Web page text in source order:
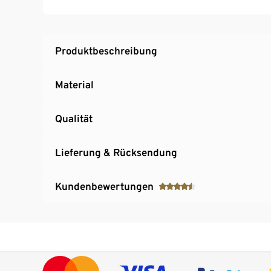
Produktbeschreibung
Material
Qualität
Lieferung & Rücksendung
Kundenbewertungen